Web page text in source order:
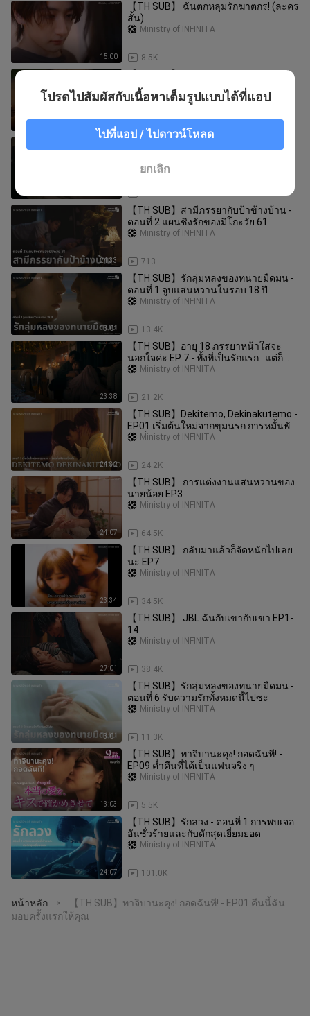
15:00
【TH SUB】 ฉันตกหลุมรักฆาตกร! (ละคร
สั้น)
8.5K
Ministry of INFINITA
【TH SUB】 Kiss x Kiss x Kiss LOVE ii
SHOWER - Bistro Kiss
41.0K
Ministry of INFINITA
【TH Sub】 เลิกแฟนแทนน้อง EP1~10
54.0K
24:33
【TH SUB】สามีภรรยากับป้าข้างบ้าน -
ตอนที่ 2 แผนชิงรักของมิโกะวัย 61
713
Ministry of INFINITA
13:01
【TH SUB】รักลุ่มหลงของทนายมืดมน -
ตอนที่ 1 จูบแสนหวานในรอบ 18 ปี
13.4K
Ministry of INFINITA
23:38
【TH SUB】อายุ 18 ภรรยาหน้าใสจะ
นอกใจค่ะ EP 7 - ทั้งที่เป็นรักแรก...แต่ก็
ทำได้ดีเกินคาด
21.2K
Ministry of INFINITA
24:32
【TH SUB】Dekitemo, Dekinakutemo -
EP01 เริ่มต้นใหม่จากขุมนรก การหมั้นพัง
ไม่เป็นท่า
24.2K
Ministry of INFINITA
24:07
【TH SUB】 การแต่งงานแสนหวานของ
นายน้อย EP3
64.5K
Ministry of INFINITA
23:34
【TH SUB】 กลับมาแล้วก็จัดหนักไปเลย
นะ EP7
34.5K
Ministry of INFINITA
27:01
【TH SUB】 JBL ฉันกับเขากับเขา EP1-
14
38.4K
Ministry of INFINITA
13:01
【TH SUB】รักลุ่มหลงของทนายมืดมน -
ตอนที่ 6 รับความรักทั้งหมดนี้ไปซะ
11.3K
Ministry of INFINITA
13:03
【TH SUB】ทาจิบานะคุง! กอดฉันที! -
EP09 ค่ำคืนที่ได้เป็นแฟนจริง ๆ
5.5K
Ministry of INFINITA
24:07
【TH SUB】รักลวง - ตอนที่ 1 การพบเจอ
อันชั่วร้ายและกับดักสุดเยี่ยมยอด
101.0K
Ministry of INFINITA
หน้าหลัก >
【TH SUB】ทาจิบานะคุง! กอดฉันที! - EP01 คืนนี้ฉัน
มอบครั้งแรกให้คุณ
โปรดไปสัมผัสกับเนื้อหาเต็มรูปแบบได้ที่แอป
ไปที่แอป / ไปดาวน์โหลด
ยกเลิก